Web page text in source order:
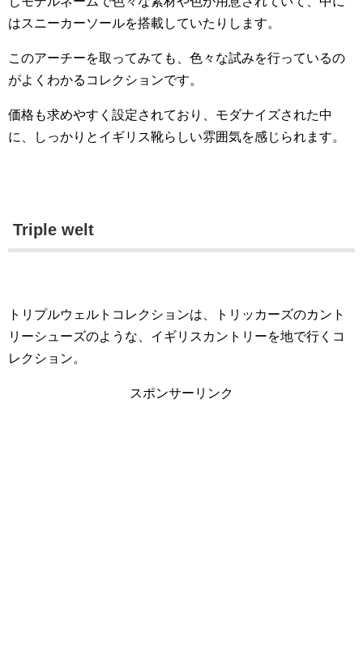
はスニーカーソールを搭載していたりします。
このアーチーを取ってみても、色々な試みを行っているの
がよくわかるコレクションです。
価格も求めやすく設定されており、モダナイズされた中
に、しっかりとイギリス靴らしい雰囲気を感じられます。
Triple welt
トリプルウェルトコレクションは、トリッカーズのカント
リーシューズのような、イギリスカントリーを地で行くコ
レクション。
スポンサーリンク